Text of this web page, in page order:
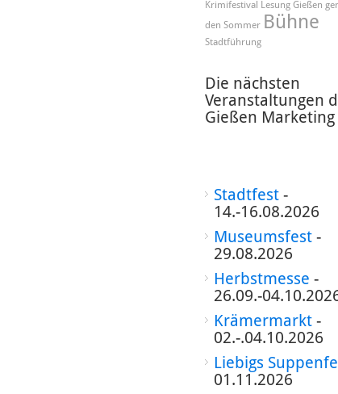
Krimifestival Lesung Gießen
den Sommer Bühne
Stadtführung
Die nächsten
Veranstaltungen
Gießen Marketing
Stadtfest-
14.-16.08.2026
Museumsfest-
29.08.2026
Herbstmesse -
26.09.-
Krämermarkt-
02.-.04.10.2026
Liebigs
01.11.2026